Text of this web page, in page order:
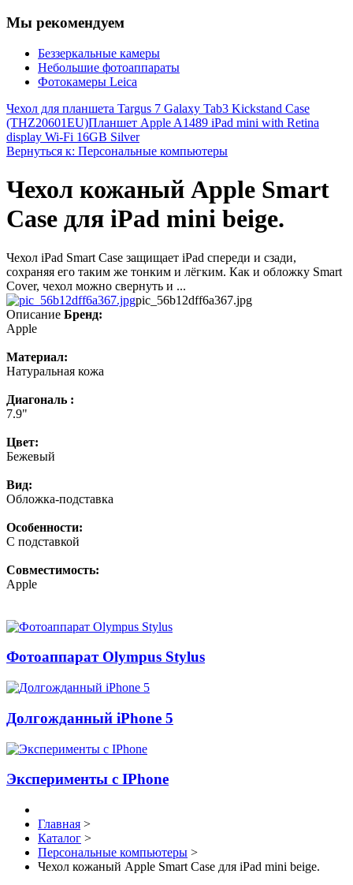
Мы рекомендуем
Беззеркальные камеры
Небольшие фотоаппараты
Фотокамеры Leica
Чехол для планшета Targus 7 Galaxy Tab3 Kickstand Case
(THZ20601EU)Планшет Apple A1489 iPad mini with Retina
display Wi-Fi 16GB Silver
Вернуться к: Персональные компьютеры
Чехол кожаный Apple Smart
Case для iPad mini beige.
Чехол iPad Smart Case защищает iPad спереди и сзади,
сохраняя его таким же тонким и лёгким. Как и обложку Smart
Cover, чехол можно свернуть и ...
pic_56b12dff6a367.jpg
Описание Бренд:
Apple
Материал:
Натуральная кожа
Диагональ :
7.9"
Цвет:
Бежевый
Вид:
Обложка-подставка
Особенности:
С подставкой
Совместимость:
Apple
Фотоаппарат Olympus Stylus
Долгожданный iPhone 5
Эксперименты с IPhone
Главная >
Каталог >
Персональные компьютеры >
Чехол кожаный Apple Smart Case для iPad mini beige.